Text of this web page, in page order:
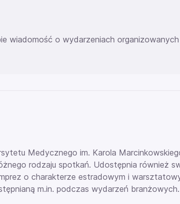
wiadomość o wydarzeniach organizowanych
Medycznego im. Karola
rodzaju spotkań. Udostępnia również
o charakterze estradowym i
m.in. podczas wydarzeń branżowych.